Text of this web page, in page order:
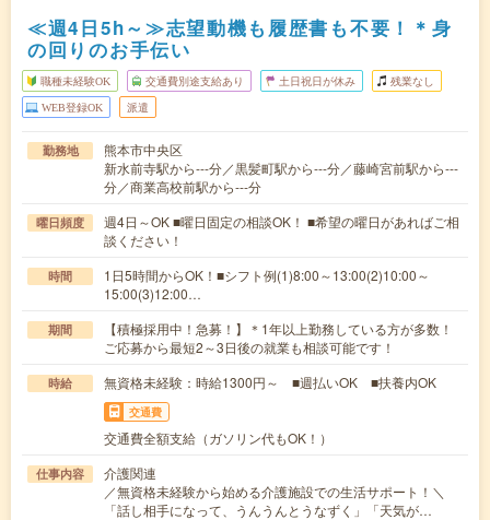
≪週4日5h～≫志望動機も履歴書も不要！＊身
の回りのお手伝い
職種未経験OK 交通費別途支給あり 土日祝日が休み 残業なし
WEB登録OK 派遣
勤務地
熊本市中央区
新水前寺駅から---分／黒髪町駅から---分／藤崎宮前駅から---
分／商業高校前駅から---分
曜日頻度
週4日～OK ■曜日固定の相談OK！ ■希望の曜日があればご相
談ください！
時間
1日5時間からOK！■シフト例(1)8:00～13:00(2)10:00～
15:00(3)12:00…
期間
【積極採用中！急募！】＊1年以上勤務している方が多数！
ご応募から最短2～3日後の就業も相談可能です！
時給 無資格未経験：時給1300円～ ■週払いOK ■扶養内OK
交通費
交通費全額支給（ガソリン代もOK！）
仕事内容
介護関連
／無資格未経験から始める介護施設での生活サポート！＼
「話し相手になって、うんうんとうなずく」「天気が…